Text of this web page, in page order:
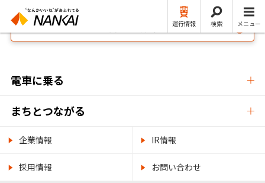
運行情報 検索 メニュー
NANKAI・南海電鉄公式 TOP
電車に乗る
まちとつながる
企業情報 IR情報
採用情報 お問い合わせ